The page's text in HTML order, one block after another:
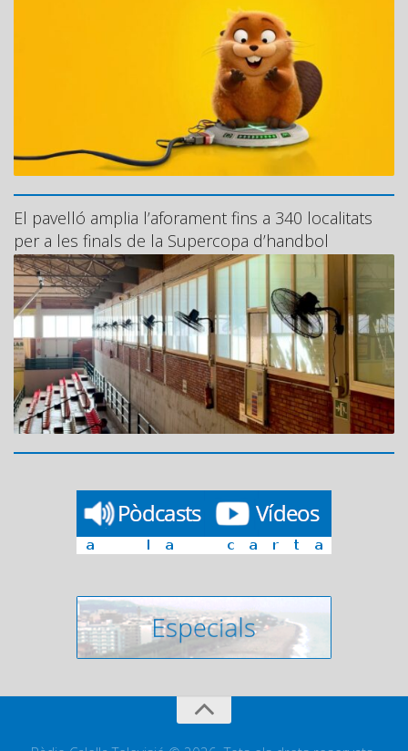
El pavelló amplia l’aforament fins a 340 localitats
per a les finals de la Supercopa d’handbol